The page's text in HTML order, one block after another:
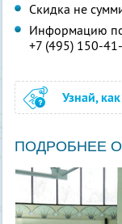
Скидка не
Информацию
+7 (495) 150-
Узнай,
ПОДРОБНЕЕ